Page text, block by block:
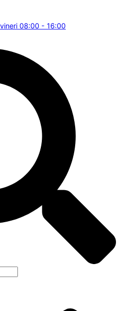
08:00 - 16:00